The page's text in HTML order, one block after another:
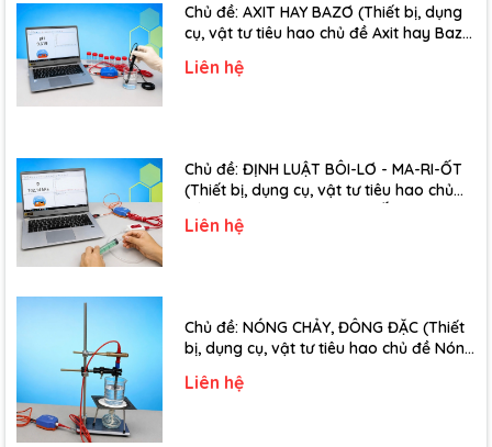
Chủ đề: AXIT HAY BAZƠ (Thiết bị, dụng
cụ, vật tư tiêu hao chủ đề Axit hay Bazơ
Liên hệ
Chủ đề: ĐỊNH LUẬT BÔI-LƠ - MA-RI-ỐT
(Thiết bị, dụng cụ, vật tư tiêu hao chủ
Liên hệ
Chủ đề: NÓNG CHẢY, ĐÔNG ĐẶC (Thiết
bị, dụng cụ, vật tư tiêu hao chủ đề Nóng
Liên hệ